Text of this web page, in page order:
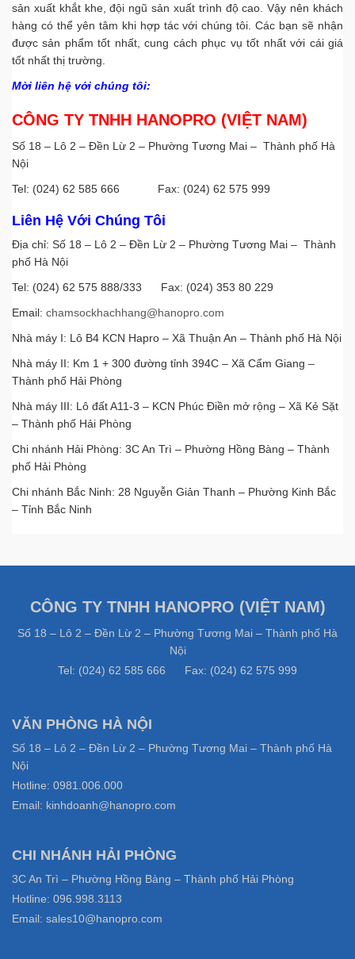
sản xuất khắt khe, đội ngũ sản xuất trình độ cao. Vậy nên khách
hàng có thể yên tâm khi hợp tác với chúng tôi. Các bạn sẽ nhận
được sản phẩm tốt nhất, cung cách phục vụ tốt nhất với cái giá
tốt nhất thị trường.
Mời liên hệ với chúng tôi:
CÔNG TY TNHH HANOPRO (VIỆT NAM)
Số 18 – Lô 2 – Đền Lừ 2 – Phường Tương Mai – Thành phố Hà
Nội
Tel: (024) 62 585 666 Fax: (024) 62 575 999
Liên Hệ Với Chúng Tôi
Địa chỉ: Số 18 – Lô 2 – Đền Lừ 2 – Phường Tương Mai – Thành
phố Hà Nội
Tel: (024) 62 575 888/333 Fax: (024) 353 80 229
Email: chamsockhachhang@hanopro.com
Nhà máy I: Lô B4 KCN Hapro – Xã Thuận An – Thành phố Hà Nội
Nhà máy II: Km 1 + 300 đường tỉnh 394C – Xã Cẩm Giang –
Thành phố Hải Phòng
Nhà máy III: Lô đất A11-3 – KCN Phúc Điền mở rộng – Xã Kẻ Sặt
– Thành phố Hải Phòng
Chi nhánh Hải Phòng: 3C An Trì – Phường Hồng Bàng – Thành
phố Hải Phòng
Chi nhánh Bắc Ninh: 28 Nguyễn Giản Thanh – Phường Kinh Bắc
– Tỉnh Bắc Ninh
CÔNG TY TNHH HANOPRO (VIỆT NAM)
Số 18 – Lô 2 – Đền Lừ 2 – Phường Tương Mai – Thành phố Hà
Nội
Tel: (024) 62 585 666 Fax: (024) 62 575 999
VĂN PHÒNG HÀ NỘI
Số 18 – Lô 2 – Đền Lừ 2 – Phường Tương Mai – Thành phố Hà
Nội
Hotline: 0981.006.000
Email: kinhdoanh@hanopro.com
CHI NHÁNH HẢI PHÒNG
3C An Trì – Phường Hồng Bàng – Thành phố Hải Phòng
Hotline: 096.998.3113
Email: sales10@hanopro.com